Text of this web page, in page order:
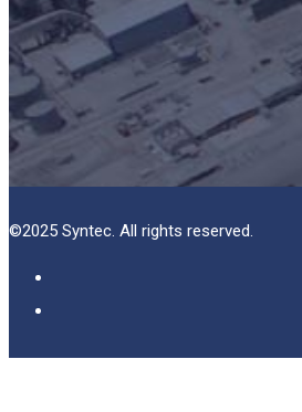
©2025 Syntec. All rights reserved.